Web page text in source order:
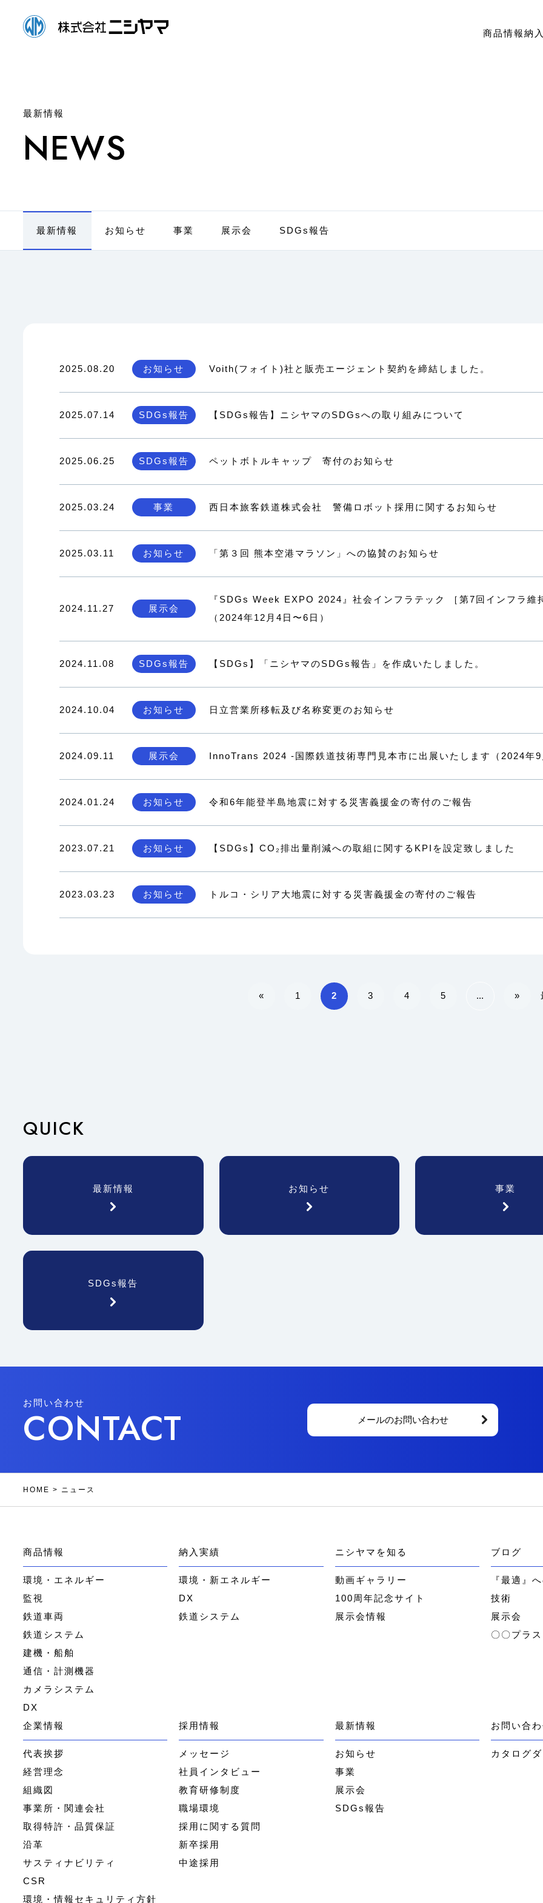
商品情報納
最新情報
NEWS
最新情報 お知らせ 事業 展示会 SDGs報告
2025.08.20 お知らせ Voith(フォイト)社と販売エージェント契約を締結しました。
2025.07.14 SDGs報告 【SDGs報告】ニシヤマのSDGsへの取り組みについて
2025.06.25 SDGs報告 ペットボトルキャップ 寄付のお知らせ
2025.03.24 事業 西日本旅客鉄道株式会社 警備ロボット採用に関するお知らせ
2025.03.11 お知らせ 「第３回 熊本空港マラソン」への協賛のお知らせ
2024.11.27 展示会
『SDGs Week EXPO 2024』社会インフラテック ［第7回インフラ維
（2024年12月4日〜6日）
2024.11.08 SDGs報告 【SDGs】「ニシヤマのSDGs報告」を作成いたしました。
2024.10.04 お知らせ 日立営業所移転及び名称変更のお知らせ
2024.09.11 展示会 InnoTrans 2024 -国際鉄道技術専門見本市に出展いたします（2024年
2024.01.24 お知らせ 令和6年能登半島地震に対する災害義援金の寄付のご報告
2023.07.21 お知らせ 【SDGs】CO₂排出量削減への取組に関するKPIを設定致しました
2023.03.23 お知らせ トルコ・シリア大地震に対する災害義援金の寄付のご報告
« 1 2 3 4 5 ... »
QUICK
最新情報 お知らせ 事業
SDGs報告
お問い合わせ
CONTACT メールのお問い合わせ
HOME > ニュース
商品情報
環境・エネルギー
監視
鉄道車両
鉄道システム
建機・船舶
通信・計測機器
カメラシステム
DX
納入実績
環境・新エネルギー
DX
鉄道システム
ニシヤマを知る
動画ギャラリー
100周年記念サイト
展示会情報
ブログ
『最適』
技術
展示会
〇〇プラ
企業情報
代表挨拶
経営理念
組織図
事業所・関連会社
取得特許・品質保証
沿革
サスティナビリティ
CSR
環境・情報セキュリティ方針
採用情報
メッセージ
社員インタビュー
教育研修制度
職場環境
採用に関する質問
新卒採用
中途採用
最新情報
お知らせ
事業
展示会
SDGs報告
お問い合
カタログ